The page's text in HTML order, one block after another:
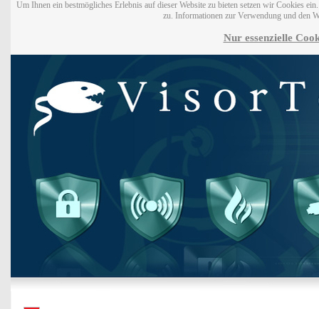
Um Ihnen ein bestmögliches Erlebnis auf dieser Website zu bieten setzen wir Cookies
zu. Informationen zur Verwendung und den
Nur essenzielle